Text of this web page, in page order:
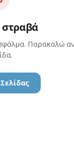
στραβά
Παρακαλώ